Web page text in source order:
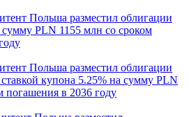
Польша разместил облигации
PLN 1155 млн со сроком
Польша разместил облигации
купона 5.25% на сумму PLN
погашения в 2036 году